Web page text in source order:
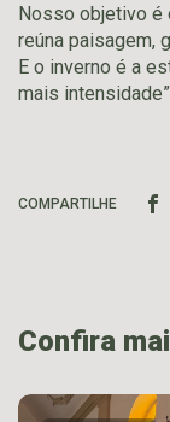
Nosso objetivo é
reúna paisagem,
E o inverno é a
mais
COMPARTILHE
Confira